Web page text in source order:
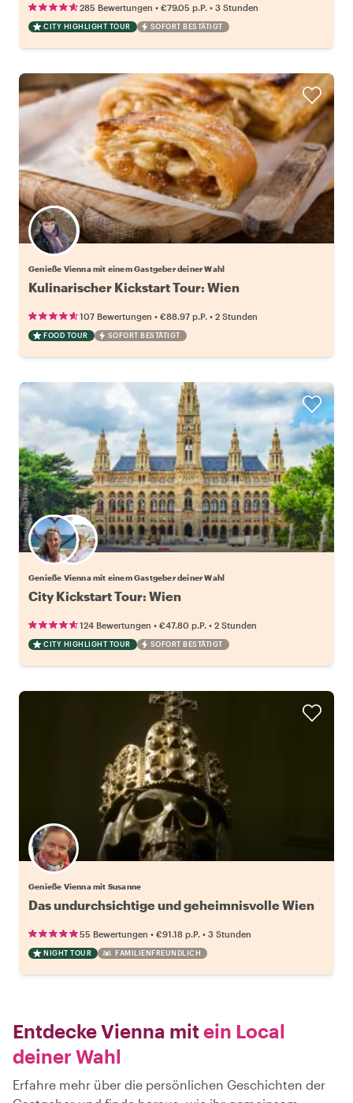
285 Bewertungen • €79.05 p.P. • 3 Stunden
CITY HIGHLIGHT TOUR SOFORT BESTÄTIGT
Wähle deinen Lieblingsgastgeber
Genieße Vienna mit einem Gastgeber deiner Wahl
Kulinarischer Kickstart Tour: Wien
107 Bewertungen • €88.97 p.P. • 2 Stunden
FOOD TOUR SOFORT BESTÄTIGT
Wähle deinen Lieblingsgastgeber
Genieße Vienna mit einem Gastgeber deiner Wahl
City Kickstart Tour: Wien
124 Bewertungen • €47.80 p.P. • 2 Stunden
CITY HIGHLIGHT TOUR SOFORT BESTÄTIGT
Genieße Vienna mit Susanne
Das undurchsichtige und geheimnisvolle Wien
55 Bewertungen • €91.18 p.P. • 3 Stunden
NIGHT TOUR FAMILIENFREUNDLICH
Entdecke Vienna mitein Local
deiner Wahl
Erfahre mehr über die persönlichen Geschichten der